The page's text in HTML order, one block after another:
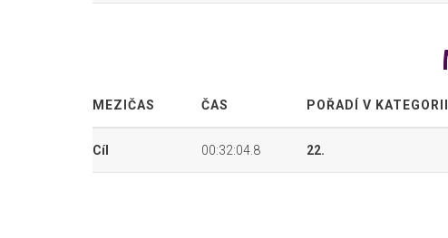
MEZIČAS ČAS POŘADÍ V KATEGORII
Cíl 00:32:04.8 22.